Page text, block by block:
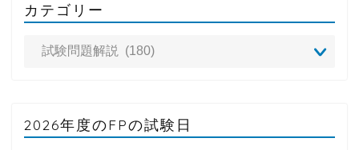
カテゴリー
2026年度のFPの試験日